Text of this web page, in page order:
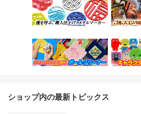
ショップ内の最新トピックス